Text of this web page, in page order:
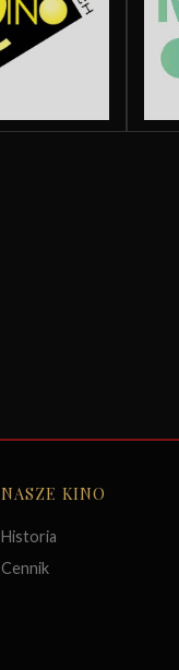
NASZE KINO
Historia
Cennik